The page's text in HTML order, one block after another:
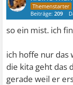
Beiträge:209
so ein mist. ich
ich hoffe nur
die kita geht das
gerade weil er